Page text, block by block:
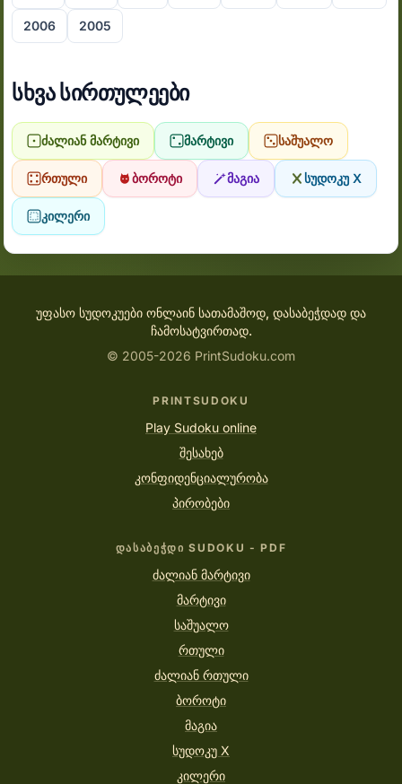
2006 2005
სხვა სირთულეები
ძალიან მარტივი მარტივი საშუალო
რთული ბოროტი მაგია სუდოკუ X
კილერი
უფასო სუდოკუები ონლაინ სათამაშოდ, დასაბეჭდად და
ჩამოსატვირთად.
© 2005-2026 PrintSudoku.com
PRINTSUDOKU
Play Sudoku online
შესახებ
კონფიდენციალურობა
პირობები
ᲓᲐᲡᲐᲑᲔᲭᲓᲘ SUDOKU - PDF
ძალიან მარტივი
მარტივი
საშუალო
რთული
ძალიან რთული
ბოროტი
მაგია
სუდოკუ X
კილერი